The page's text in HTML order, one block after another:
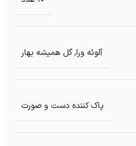
آلوئه ورا,گل همیشه بهار
پاک کننده دست و صورت